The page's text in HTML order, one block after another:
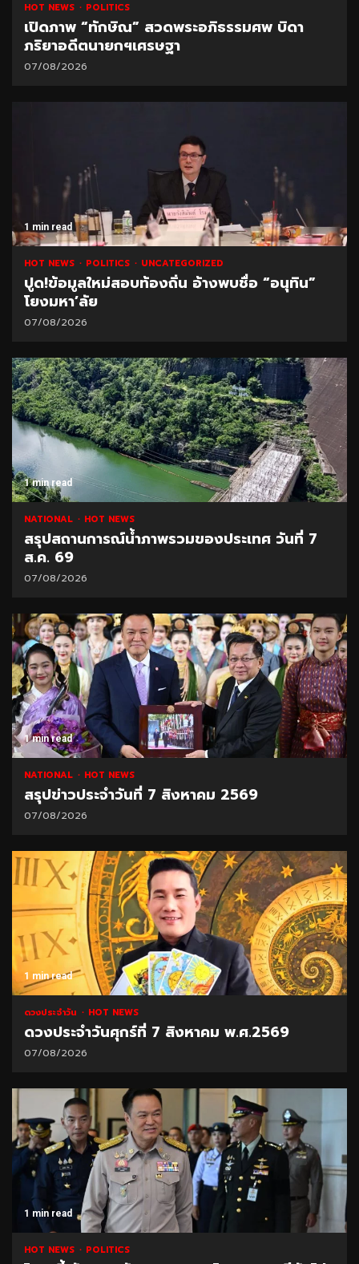
HOT NEWS POLITICS
เปิดภาพ “ทักษิณ” สวดพระอภิธรรมศพ บิดา
ภริยาอดีตนายกฯเศรษฐา
07/08/2026
1 min read
HOT NEWS POLITICS UNCATEGORIZED
ปูด!ข้อมูลใหม่สอบท้องถิ่น อ้างพบชื่อ “อนุทิน”
โยงมหา’ลัย
07/08/2026
1 min read
NATIONAL HOT NEWS
สรุปสถานการณ์น้ำภาพรวมของประเทศ วันที่ 7
ส.ค. 69
07/08/2026
1 min read
NATIONAL HOT NEWS
สรุปข่าวประจำวันที่ 7 สิงหาคม 2569
07/08/2026
1 min read
ดวงประจำวัน HOT NEWS
ดวงประจำวันศุกร์ที่ 7 สิงหาคม พ.ศ.2569
07/08/2026
1 min read
HOT NEWS POLITICS